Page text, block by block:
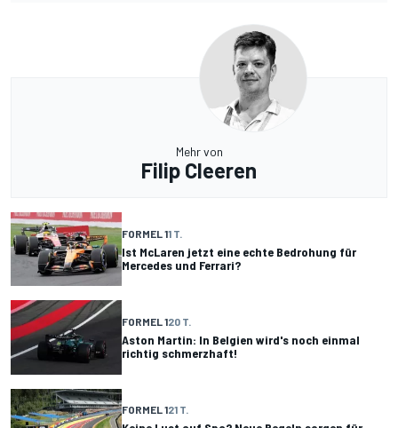
Mehr von
Filip Cleeren
FORMEL 11 T.
Ist McLaren jetzt eine echte Bedrohung für
Mercedes und Ferrari?
FORMEL 120 T.
Aston Martin: In Belgien wird's noch einmal
richtig schmerzhaft!
FORMEL 121 T.